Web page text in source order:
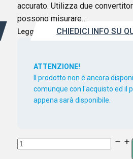
accurato. Utilizza due
possono misurare…
Leggi di più CHIEDICI INFO SU
ATTENZIONE!
Il prodotto non è ancora
comunque con l'acquisto ed il
appena sarà disponibile.
mAT-